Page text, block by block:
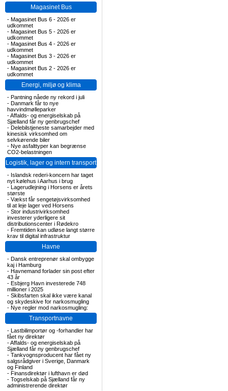
Magasinet Bus
- Magasinet Bus 6 - 2026 er
udkommet
- Magasinet Bus 5 - 2026 er
udkommet
- Magasinet Bus 4 - 2026 er
udkommet
- Magasinet Bus 3 - 2026 er
udkommet
- Magasinet Bus 2 - 2026 er
udkommet
Energi, miljø og klima
- Pantning nåede ny rekord i juli
- Danmark får to nye
havvindmølleparker
-Affalds- og energiselskab på
Sjælland får ny genbrugschef
- Delebilstjeneste samarbejder med
kinesisk virksomhed om
selvkørende biler
- Nye asfalttyper kan begrænse
CO2-belastningen
Logistik, lager og intern transport
- Islandsk rederi-koncern har taget
nyt kølehus i Aarhus i brug
- Lagerudlejning i Horsens er årets
største
- Vækst får sengetøjsvirksomhed
til at leje lager ved Horsens
- Stor industrivirksomhed
investerer yderligere sit
distributionscenter i Rødekro
- Fremtiden kan udløse langt større
krav til digital infrastruktur
Havne
- Dansk entreprenør skal ombygge
kaj i Hamburg
- Havnemand forlader sin post efter
43 år
- Esbjerg Havn investerede 748
millioner i 2025
- Skibsfarten skal ikke være kanal
og skydeskive for narkosmugling
- Nye regler mod narkosmugling:
Transportnavne
- Lastbilimportør og -forhandler har
fået ny direktør
-Affalds- og energiselskab på
Sjælland får ny genbrugschef
- Tankvognsproducent har fået ny
salgsrådgiver i Sverige, Danmark
og Finland
- Finansdirektør i lufthavn er død
- Togselskab på Sjælland får ny
administrerende direktør